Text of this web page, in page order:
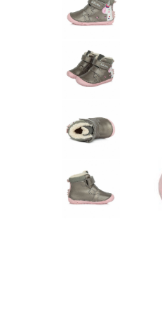
School Colection